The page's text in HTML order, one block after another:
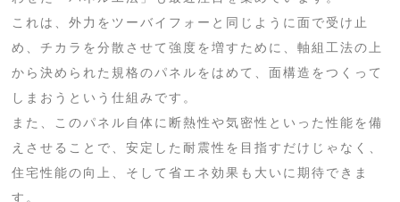
これは、外力をツーバイフォーと同じように面で受け止
め、チカラを分散させて強度を増すために、軸組工法の上
から決められた規格のパネルをはめて、面構造をつくって
しまおうという仕組みです。
また、このパネル自体に断熱性や気密性といった性能を備
えさせることで、安定した耐震性を目指すだけじゃなく、
住宅性能の向上、そして省エネ効果も大いに期待できま
す。